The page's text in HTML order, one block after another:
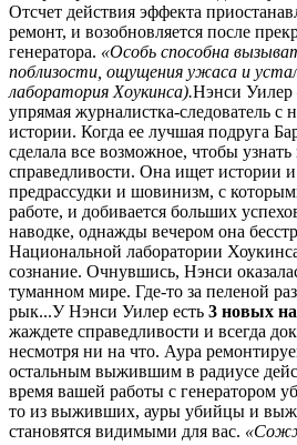
Отсчет действия эффекта
ремонт, и возобновляется после
генератора. «Особь способна
поблизости, ощущения ужаса и
лаборатория Хоукинса).Нэнси Уилер
упрямая журналистка-следователь с
истории. Когда ее лучшая подруга
сделала все возможное, чтобы
справедливости. Она ищет истории
предрассудки и шовинизм, с
работе, и добивается больших
наводке, однажды вечером она
Национальной лаборатории
сознание. Очнувшись, Нэнси
туманном мире. Где-то за пеленой
рык...У Нэнси Уилер есть 3 новых
жаждете справедливости и всегда
несмотря ни на что. Аура
остальным выжившим в радиусе
время вашей работы с генератором
то из выживших, ауры убийцы и
становятся видимыми для вас.